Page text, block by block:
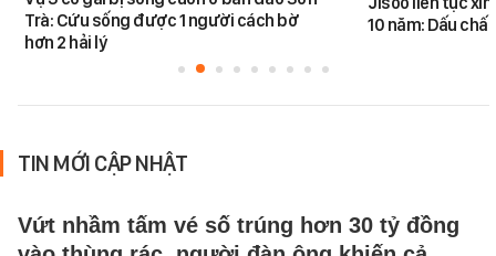
Trà: Cứu sống được 1 người cách bờ
hơn 2 hải lý
10 năm: Dấu
TIN MỚI CẬP NHẬT
Vứt nhầm tấm vé số trúng hơn 30 tỷ đồng